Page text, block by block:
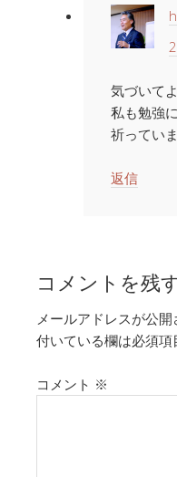
気づいて
私も勉強
祈っていま
返信
コメントを残
メールアドレスが公開
付いている欄は必須項
コメント ※